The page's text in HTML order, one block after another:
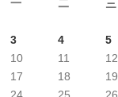
一
二 三
3
4 5
10
11 12
17
18 19